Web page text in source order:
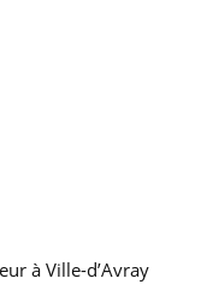
à Ville-d’Avray